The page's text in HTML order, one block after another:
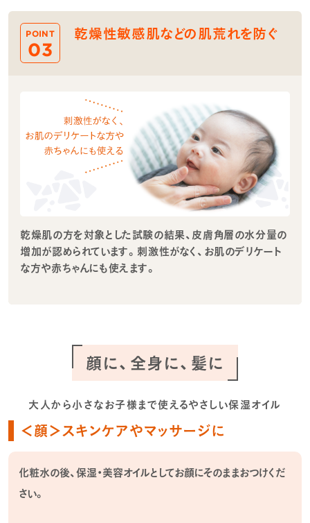
POINT
03
乾燥性敏感肌などの肌荒れを防ぐ
乾燥肌の方を対象とした試験の結果、皮膚角層の水分量の
増加が認められています。刺激性がなく、お肌のデリケート
な方や赤ちゃんにも使えます。
顔に、全身に、髪に
大人から小さなお子様まで使えるやさしい保湿オイル
＜顔＞スキンケアやマッサージに
化粧水の後、保湿・美容オイルとしてお顔にそのままおつけくだ
さい。